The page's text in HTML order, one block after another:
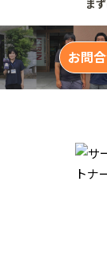
ま
お問